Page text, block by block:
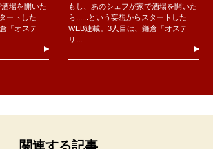
場を開いた
ートした
「オステ
もし、あのシェフが家で酒場を開いた
ら......という妄想からスタートした
WEB連載。3人目は、鎌倉「オステ
リ...